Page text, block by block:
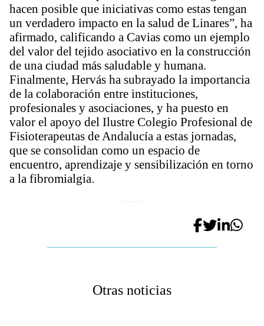
hacen posible que iniciativas como estas tengan
un verdadero impacto en la salud de Linares”, ha
afirmado, calificando a Cavias como un ejemplo
del valor del tejido asociativo en la construcción
de una ciudad más saludable y humana.
Finalmente, Hervás ha subrayado la importancia
de la colaboración entre instituciones,
profesionales y asociaciones, y ha puesto en
valor el apoyo del Ilustre Colegio Profesional de
Fisioterapeutas de Andalucía a estas jornadas,
que se consolidan como un espacio de
encuentro, aprendizaje y sensibilización en torno
a la fibromialgia.
Otras noticias